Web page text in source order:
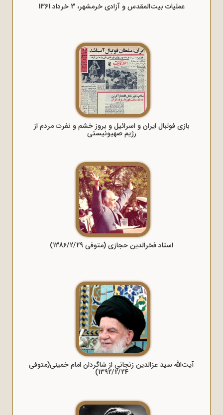
عملیات بیت‌المقدس و آزادی خرمشهر، 3 خرداد 1361
بازی فوتبال ایران و اسرائیل و بروز خشم و نفرت مردم از
رژیم صهیونیستی
استاد فخرالدین حجازی (متوفی 1386/2/29)
آیت‌الله سید عزالدین زنجانی از شاگردان امام خمینی(متوفی
1392/2/24)